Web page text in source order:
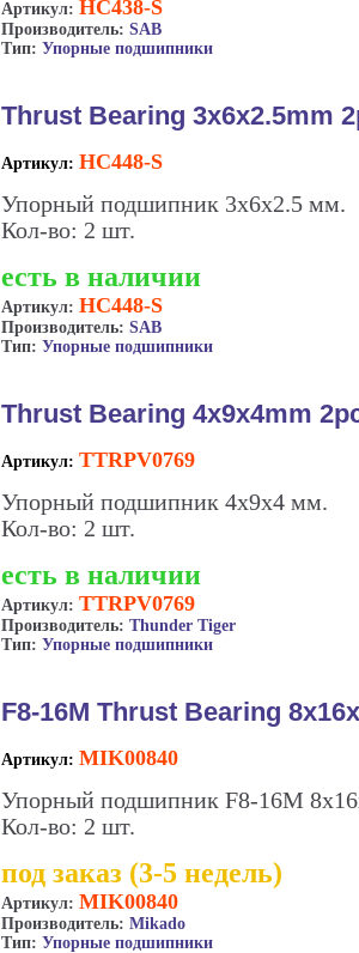
Артикул: HC438-S
Производитель: SAB
Тип: Упорные подшипники
Thrust Bearing 3x6x2.5mm
Артикул: HC448-S
Упорный подшипник 3х6х2.5 мм.
Кол-во: 2 шт.
есть в наличии
Артикул: HC448-S
Производитель: SAB
Тип: Упорные подшипники
Thrust Bearing 4x9x4mm
Артикул: TTRPV0769
Упорный подшипник 4х9х4 мм.
Кол-во: 2 шт.
есть в наличии
Артикул: TTRPV0769
Производитель: Thunder Tiger
Тип: Упорные подшипники
F8-16M Thrust Bearing
Артикул: MIK00840
Упорный подшипник F8-16M
Кол-во: 2 шт.
под заказ (3-5 недель)
Артикул: MIK00840
Производитель: Mikado
Тип: Упорные подшипники